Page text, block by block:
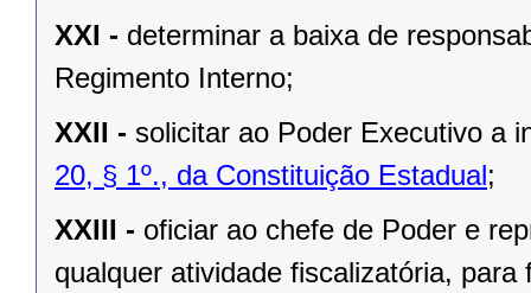
XXI - determinar a baixa de
Regimento Interno;
XXII - solicitar ao Poder Executivo a
20, § 1º., da Constituição Estadual;
XXIII - oficiar ao chefe de Poder e
qualquer atividade fiscalizatória,